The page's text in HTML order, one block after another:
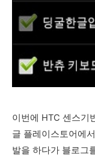
이번에 HTC 센스기
글 플레이스토어에
발을 하다가 블로그